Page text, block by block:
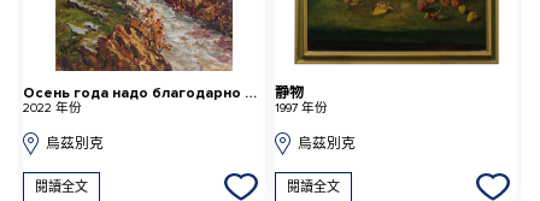
Осень года надо благодарно принимать
2022 年份
烏茲別克
閱讀全文
静物
1997 年份
烏茲別克
閱讀全文